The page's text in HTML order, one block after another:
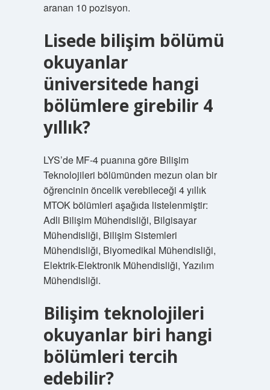
aranan 10 pozisyon.
Lisede bilişim bölümü
okuyanlar
üniversitede hangi
bölümlere girebilir 4
yıllık?
LYS’de MF-4 puanına göre Bilişim
Teknolojileri bölümünden mezun olan bir
öğrencinin öncelik verebileceği 4 yıllık
MTOK bölümleri aşağıda listelenmiştir:
Adli Bilişim Mühendisliği, Bilgisayar
Mühendisliği, Bilişim Sistemleri
Mühendisliği, Biyomedikal Mühendisliği,
Elektrik-Elektronik Mühendisliği, Yazılım
Mühendisliği.
Bilişim teknolojileri
okuyanlar biri hangi
bölümleri tercih
edebilir?